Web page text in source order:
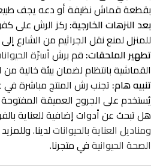
بقطعة قماش نظيفة أو دعه يجف
بعد النزهات الخارجية: ركز الرش على
للمنزل لمنع نقل الجراثيم من الشارع
تطهير الملحقات: قم برشأسرّة
القماشية بانتظام لضمان بيئة خالية من
تنبيه هام: تجنب رش المنتج مباشرة في
يُستخدم على الجروح العميقة
هل تبحث عن أدوات إضافية للعناية
ومناديل العناية بالحيواناتلدينا.
الصحة الحيوانيةفي متجرنا.